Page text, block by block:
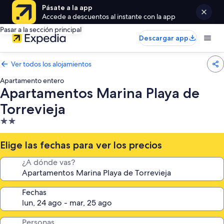
Pásate a la app
Accede a descuentos al instante con la app
Pasar a la sección principal
Descargar app
Ver todos los alojamientos
Apartamento entero
Apartamentos Marina Playa de
Torrevieja
Alojamiento
de
2.0 estrellas
Elige las fechas para ver los precios
¿A dónde vas?
Fechas